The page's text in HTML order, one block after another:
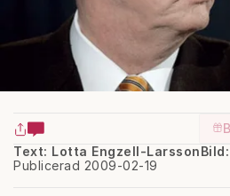
Text: Lotta Engzell-Larsson
Publicerad 2009-02-19